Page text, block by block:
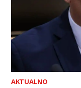
AKTUALNO